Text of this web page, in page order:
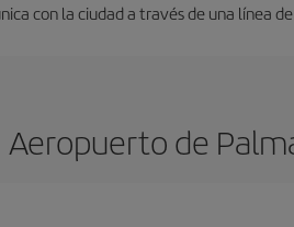
con la ciudad a través de una línea
Aeropuerto de